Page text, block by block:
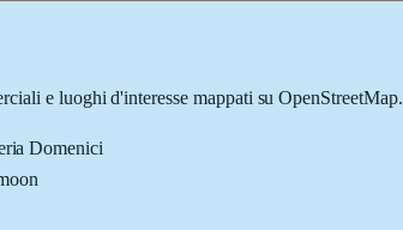
e luoghi d'interesse mappati su OpenStreetMap.
Domenici